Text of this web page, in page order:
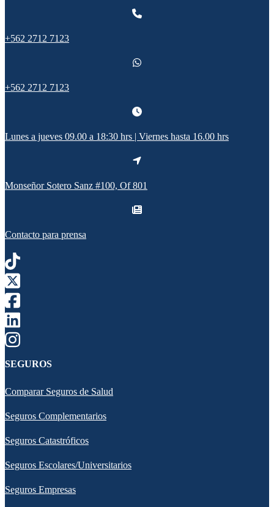
+562 2712 7123
+562 2712 7123
Lunes a jueves 09.00 a 18:30 hrs | Viernes hasta 16.00 hrs
Monseñor Sotero Sanz #100, Of 801
Contacto para prensa
SEGUROS
Comparar Seguros de Salud
Seguros Complementarios
Seguros Catastróficos
Seguros Escolares/Universitarios
Seguros Empresas